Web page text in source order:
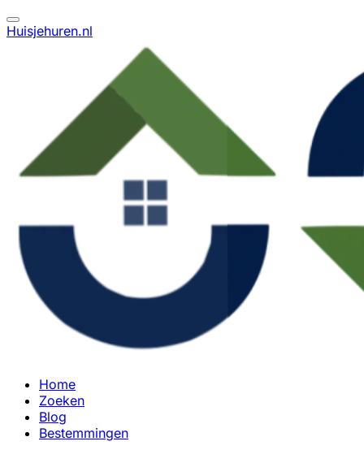
Huisjehuren.nl
Home
Zoeken
Blog
Bestemmingen